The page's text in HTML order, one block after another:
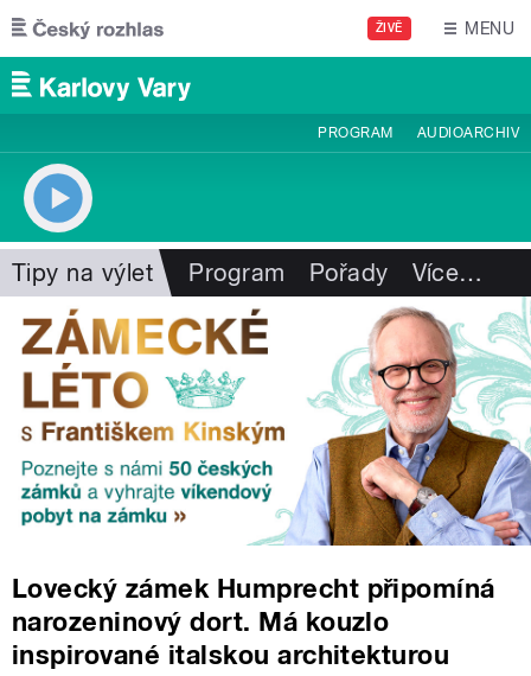
Přejít k hlavnímu obsahu
ŽIVĚ MENU
PROGRAM AUDIOARCHIV
Tipy na výlet Program Pořady Více…
Lovecký zámek Humprecht připomíná
narozeninový dort. Má kouzlo
inspirované italskou architekturou